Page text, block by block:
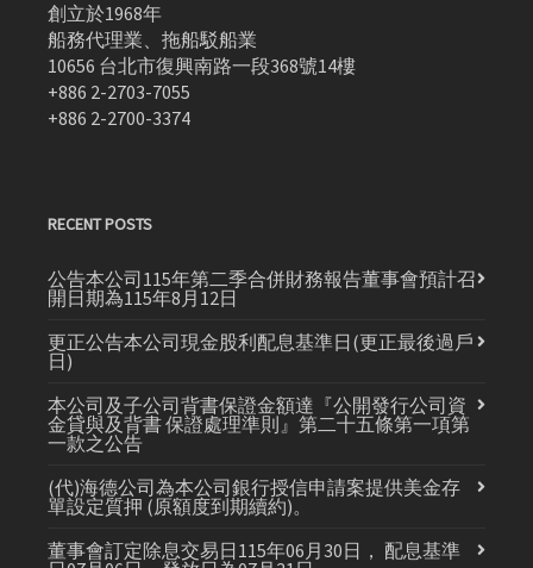
創立於1968年
船務代理業、拖船駁船業
10656 台北市復興南路一段368號14樓
+886 2-2703-7055
+886 2-2700-3374
RECENT POSTS
公告本公司115年第二季合併財務報告董事會預計召
開日期為115年8月12日
更正公告本公司現金股利配息基準日(更正最後過戶
日)
本公司及子公司背書保證金額達『公開發行公司資
金貸與及背書 保證處理準則』第二十五條第一項第
一款之公告
(代)海德公司為本公司銀行授信申請案提供美金存
單設定質押 (原額度到期續約)。
董事會訂定除息交易日115年06月30日， 配息基準